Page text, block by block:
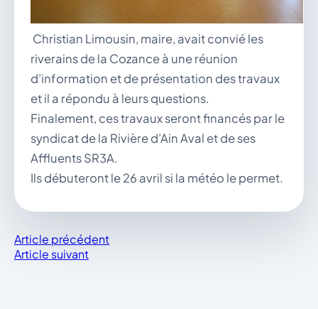
Christian Limousin, maire, avait convié les
riverains de la Cozance à une réunion
d’information et de présentation des travaux
et il a répondu à leurs questions.
Finalement, ces travaux seront financés par le
syndicat de la Rivière d’Ain Aval et de ses
Affluents SR3A.
Ils débuteront le 26 avril si la météo le permet.
Article précédent
Article suivant